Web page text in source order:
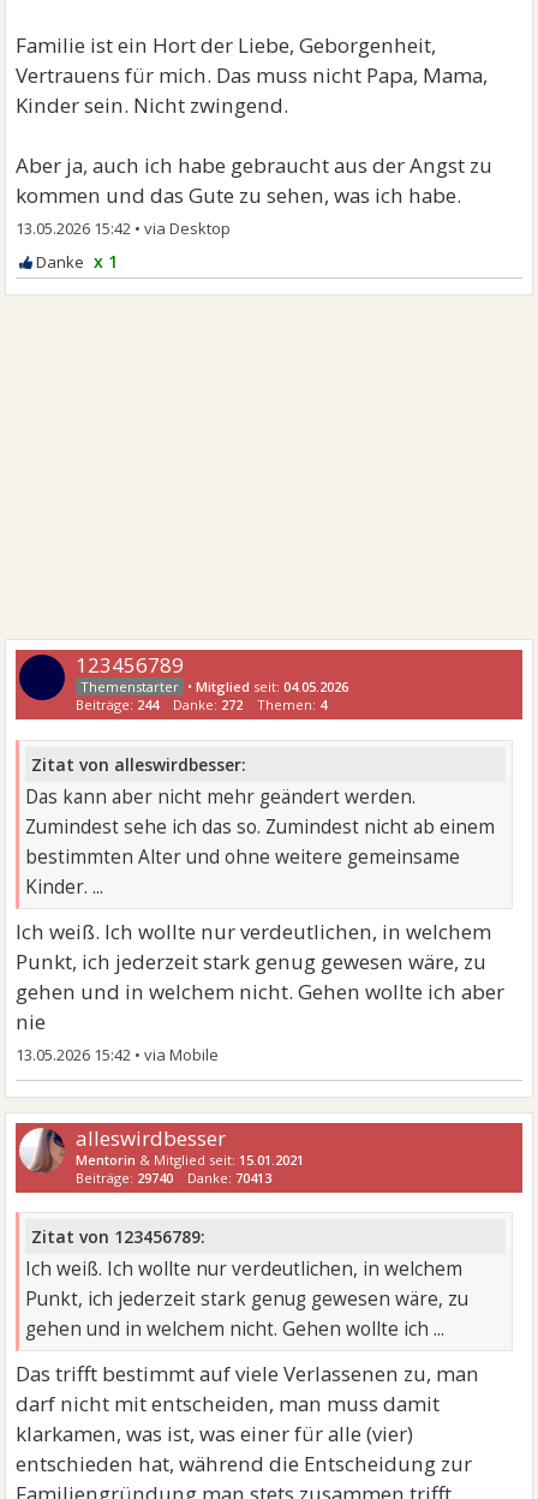
Familie ist ein Hort der Liebe, Geborgenheit,
Vertrauens für mich. Das muss nicht Papa, Mama,
Kinder sein. Nicht zwingend.
Aber ja, auch ich habe gebraucht aus der Angst zu
kommen und das Gute zu sehen, was ich habe.
13.05.2026 15:42 •
x 1
123456789
•Mitglied seit:04.05.2026
Beiträge: 244 Danke: 272 Themen: 4
Zitat von alleswirdbesser:
Das kann aber nicht mehr geändert werden.
Zumindest sehe ich das so. Zumindest nicht ab einem
bestimmten Alter und ohne weitere gemeinsame
Kinder. ...
Ich weiß. Ich wollte nur verdeutlichen, in welchem
Punkt, ich jederzeit stark genug gewesen wäre, zu
gehen und in welchem nicht. Gehen wollte ich aber
nie
13.05.2026 15:42 •
alleswirdbesser
Mentorin & Mitglied seit: 15.01.2021
Beiträge: 29740 Danke: 70413
Zitat von 123456789:
Ich weiß. Ich wollte nur verdeutlichen, in welchem
Punkt, ich jederzeit stark genug gewesen wäre, zu
gehen und in welchem nicht. Gehen wollte ich ...
Das trifft bestimmt auf viele Verlassenen zu, man
darf nicht mit entscheiden, man muss damit
klarkamen, was ist, was einer für alle (vier)
entschieden hat, während die Entscheidung zur